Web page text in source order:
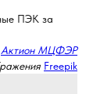
ПЭК за
Актион МЦФЭР
Freepik